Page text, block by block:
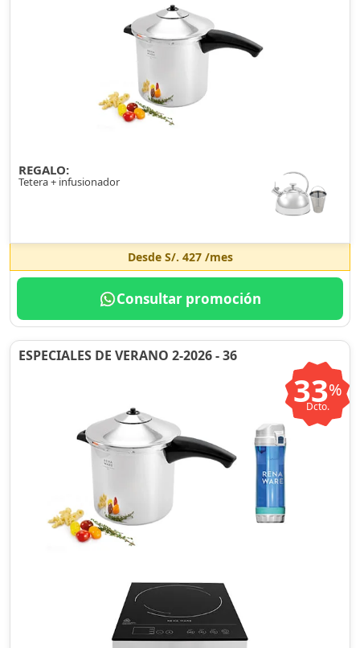
REGALO:
Tetera + infusionador
Desde S/. 427/mes
Consultar promoción
ESPECIALES DE VERANO 2-2026 - 36
33%
Dcto.